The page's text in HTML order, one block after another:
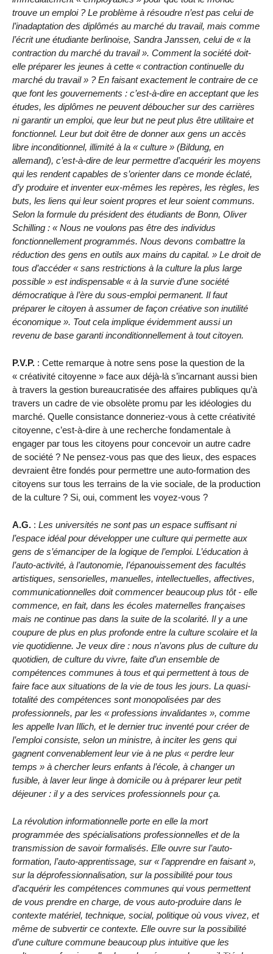
trouve un emploi ? Le problème à résoudre n’est pas celui de
l’inadaptation des diplômés au marché du travail, mais comme
l’écrit une étudiante berlinoise, Sandra Janssen, celui de « la
contraction du marché du travail ». Comment la société doit-
elle préparer les jeunes à cette « contraction continuelle du
marché du travail » ? En faisant exactement le contraire de ce
que font les gouvernements : c’est-à-dire en acceptant que les
études, les diplômes ne peuvent déboucher sur des carrières
ni garantir un emploi, que leur but ne peut plus être utilitaire et
fonctionnel. Leur but doit être de donner aux gens un accès
libre inconditionnel, illimité à la « culture » (Bildung, en
allemand), c’est-à-dire de leur permettre d’acquérir les moyens
qui les rendent capables de s’orienter dans ce monde éclaté,
d’y produire et inventer eux-mêmes les repères, les règles, les
buts, les liens qui leur soient propres et leur soient communs.
Selon la formule du président des étudiants de Bonn, Oliver
Schilling : « Nous ne voulons pas être des individus
fonctionnellement programmés. Nous devons combattre la
réduction des gens en outils aux mains du capital. » Le droit de
tous d’accéder « sans restrictions à la culture la plus large
possible » est indispensable « à la survie d’une société
démocratique à l’ère du sous-emploi permanent. Il faut
préparer le citoyen à assumer de façon créative son inutilité
économique ». Tout cela implique évidemment aussi un
revenu de base garanti inconditionnellement à tout citoyen.
P.V.P. : Cette remarque à notre sens pose la question de la
« créativité citoyenne » face aux déjà-là s’incarnant aussi bien
à travers la gestion bureaucratisée des affaires publiques qu’à
travers un cadre de vie obsolète promu par les idéologies du
marché. Quelle consistance donneriez-vous à cette créativité
citoyenne, c’est-à-dire à une recherche fondamentale à
engager par tous les citoyens pour concevoir un autre cadre
de société ? Ne pensez-vous pas que des lieux, des espaces
devraient être fondés pour permettre une auto-formation des
citoyens sur tous les terrains de la vie sociale, de la production
de la culture ? Si, oui, comment les voyez-vous ?
A.G. : Les universités ne sont pas un espace suffisant ni
l’espace idéal pour développer une culture qui permette aux
gens de s’émanciper de la logique de l’emploi. L’éducation à
l’auto-activité, à l’autonomie, l’épanouissement des facultés
artistiques, sensorielles, manuelles, intellectuelles, affectives,
communicationnelles doit commencer beaucoup plus tôt - elle
commence, en fait, dans les écoles maternelles françaises
mais ne continue pas dans la suite de la scolarité. Il y a une
coupure de plus en plus profonde entre la culture scolaire et la
vie quotidienne. Je veux dire : nous n’avons plus de culture du
quotidien, de culture du vivre, faite d’un ensemble de
compétences communes à tous et qui permettent à tous de
faire face aux situations de la vie de tous les jours. La quasi-
totalité des compétences sont monopolisées par des
professionnels, par les « professions invalidantes », comme
les appelle Ivan Illich, et le dernier truc inventé pour créer de
l’emploi consiste, selon un ministre, à inciter les gens qui
gagnent convenablement leur vie à ne plus « perdre leur
temps » à chercher leurs enfants à l’école, à changer un
fusible, à laver leur linge à domicile ou à préparer leur petit
déjeuner : il y a des services professionnels pour ça.
La révolution informationnelle porte en elle la mort
programmée des spécialisations professionnelles et de la
transmission de savoir formalisés. Elle ouvre sur l’auto-
formation, l’auto-apprentissage, sur « l’apprendre en faisant »,
sur la déprofessionnalisation, sur la possibilité pour tous
d’acquérir les compétences communes qui vous permettent
de vous prendre en charge, de vous auto-produire dans le
contexte matériel, technique, social, politique où vous vivez, et
même de subvertir ce contexte. Elle ouvre sur la possibilité
d’une culture commune beaucoup plus intuitive que les